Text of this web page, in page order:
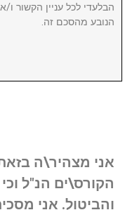
הבלעדי לכל עניין הקשור ו/
הנובע מהסכם זה.
אני מצהיר\ה
הקורס\ים הנ"ל
והביטול. אני